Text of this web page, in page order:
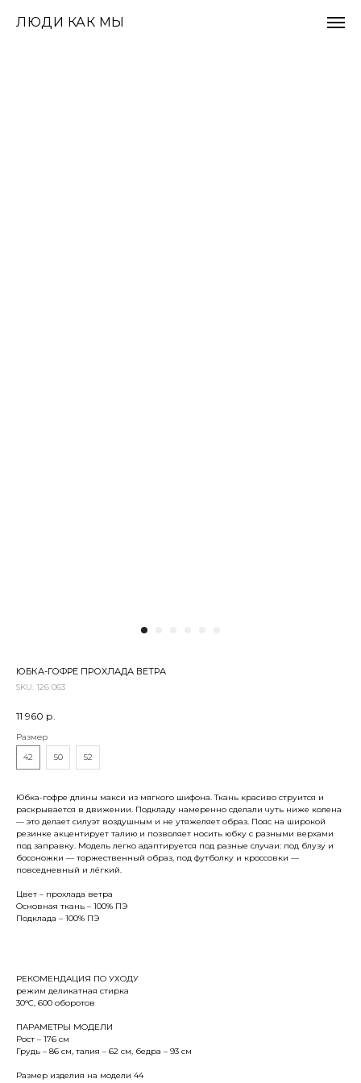
ЛЮДИ КАК МЫ
ЮБКА-ГОФРЕ ПРОХЛАДА ВЕТРА
SKU: 126 063
11 960 р.
Размер
42
50 52
Юбка-гофре длины макси из мягкого шифона. Ткань красиво струится и
раскрывается в движении. Подкладу намеренно сделали чуть ниже колена
— это делает силуэт воздушным и не утяжеляет образ. Пояс на широкой
резинке акцентирует талию и позволяет носить юбку с разными верхами
под заправку. Модель легко адаптируется под разные случаи: под блузу и
босоножки — торжественный образ, под футболку и кроссовки —
повседневный и лёгкий.
Цвет – прохлада ветра
Основная ткань – 100% ПЭ
Подклада – 100% ПЭ
РЕКОМЕНДАЦИЯ ПО УХОДУ
режим деликатная стирка
30°С, 600 оборотов
ПАРАМЕТРЫ МОДЕЛИ
Рост – 176 см
Грудь – 86 см, талия – 62 см, бедра – 93 см
Размер изделия на модели 44